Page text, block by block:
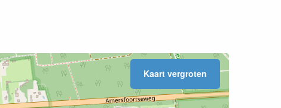
Kaart vergroten